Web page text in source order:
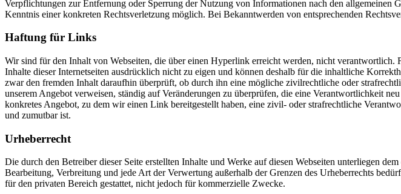
Verpflichtungen zur Entfernung oder Sperrung der Nutzung von Informationen nach den
Kenntnis einer konkreten Rechtsverletzung möglich. Bei Bekanntwerden von entsprechenden
Haftung für Links
Wir sind für den Inhalt von Webseiten, die über einen Hyperlink erreicht werden, nicht
Inhalte dieser Internetseiten ausdrücklich nicht zu eigen und können deshalb für die inhaltliche
zwar den fremden Inhalt daraufhin überprüft, ob durch ihn eine mögliche zivilrechtliche oder
unserem Angebot verweisen, ständig auf Veränderungen zu überprüfen, die eine Verantwortlichkeit
konkretes Angebot, zu dem wir einen Link bereitgestellt haben, eine zivil- oder strafrechtliche
und zumutbar ist.
Urheberrecht
Die durch den Betreiber dieser Seite erstellten Inhalte und Werke auf diesen Webseiten unterliegen
Bearbeitung, Verbreitung und jede Art der Verwertung außerhalb der Grenzen des Urheberrechts
für den privaten Bereich gestattet, nicht jedoch für kommerzielle Zwecke.